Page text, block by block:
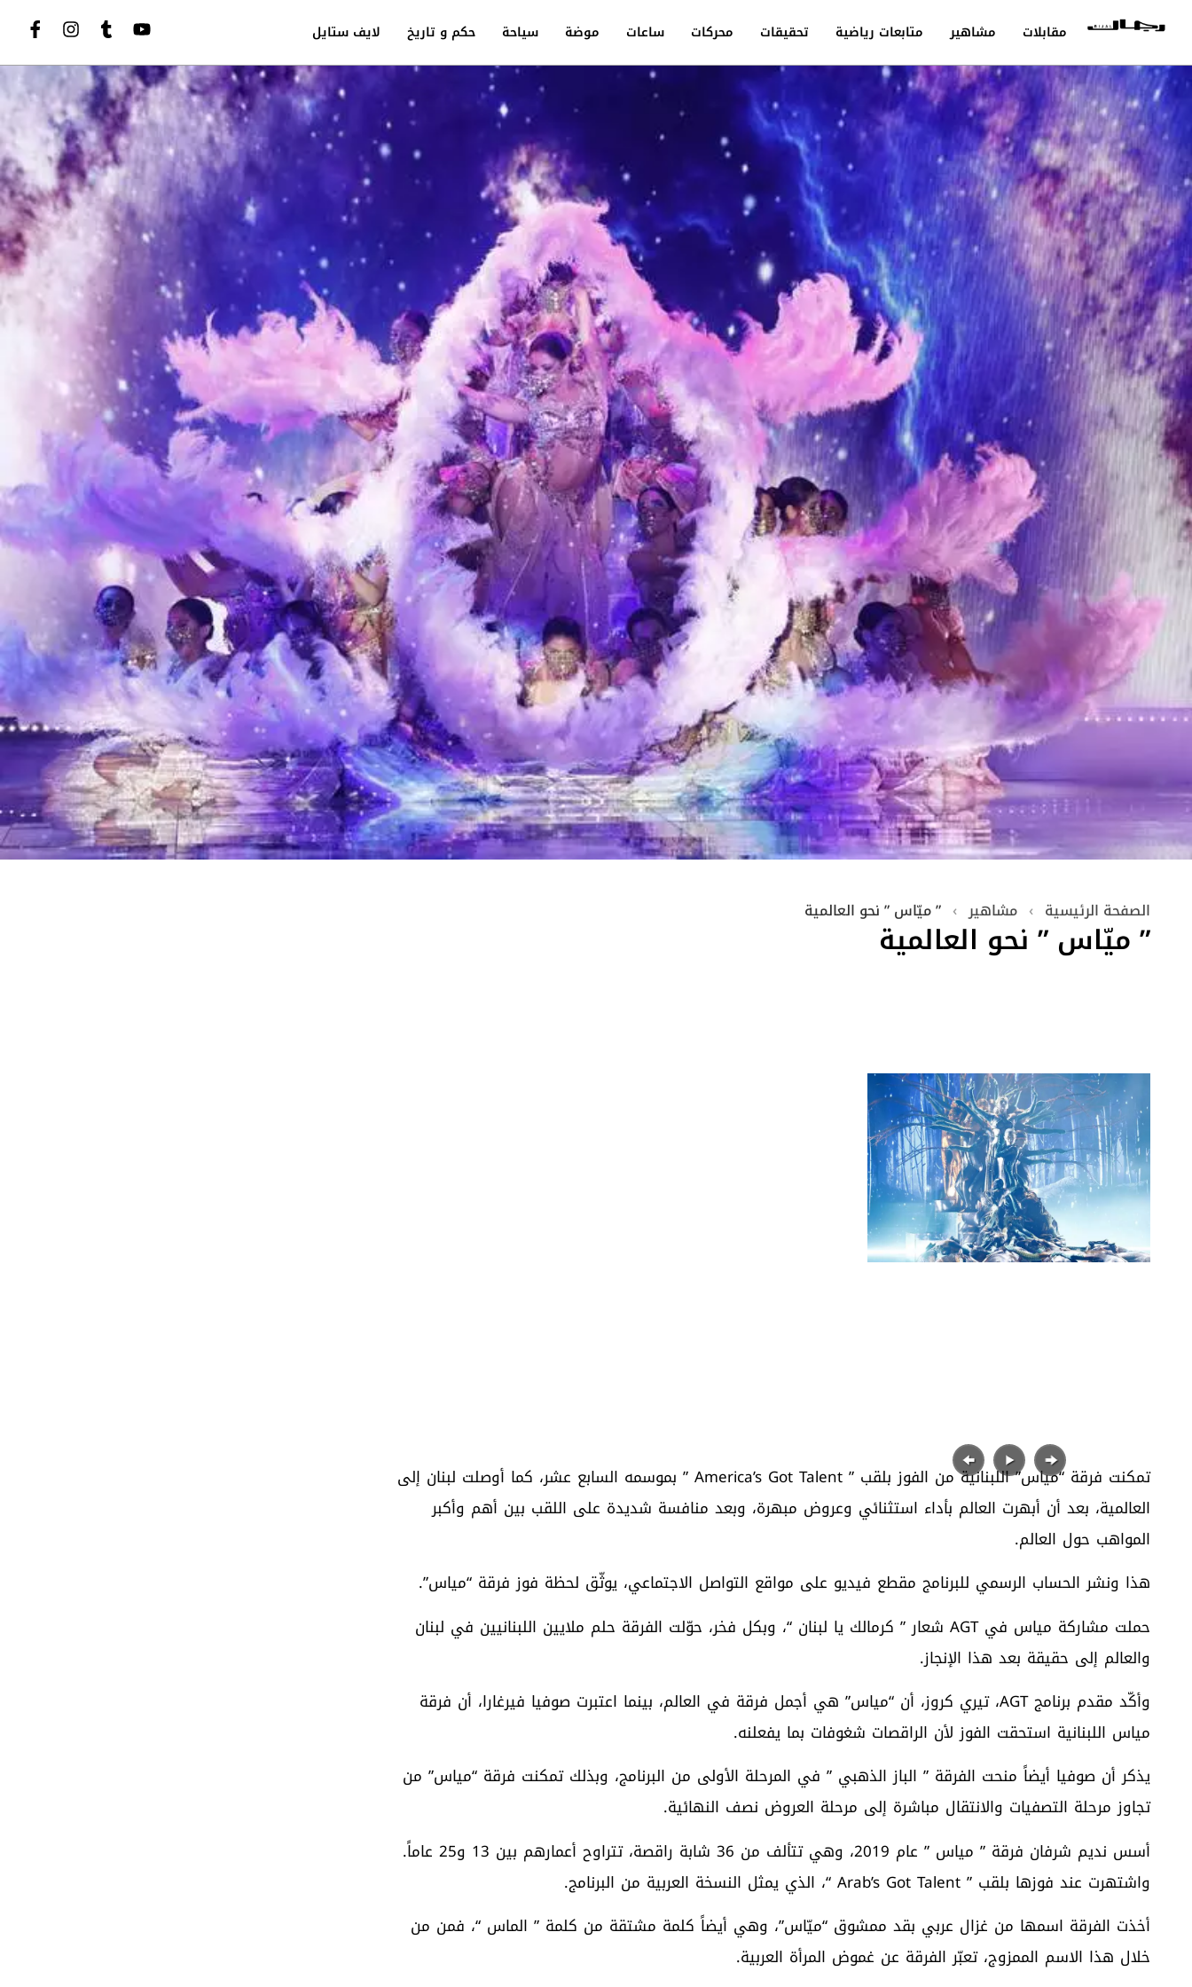
لايف ستايل حكم و تاريخ سياحة موضة ساعات محركات تحقيقات متابعات رياضية مشاهير مقابلات
الصفحة الرئيسية › مشاهير › ” ميّاس ” نحو العالمية
” ميّاس ” نحو العالمية
تمكنت فرقة “مياس” اللبنانية من الفوز بلقب ” America’s Got Talent ” بموسمه السابع عشر، كما أوصلت لبنان إلى
العالمية، بعد أن أبهرت العالم بأداء استثنائي وعروض مبهرة، وبعد منافسة شديدة على اللقب بين أهم وأكبر
المواهب حول العالم.
هذا ونشر الحساب الرسمي للبرنامج مقطع فيديو على مواقع التواصل الاجتماعي، يوثّق لحظة فوز فرقة “مياس”.
حملت مشاركة مياس في AGT شعار ” كرمالك يا لبنان “، وبكل فخر، حوّلت الفرقة حلم ملايين اللبنانيين في لبنان
والعالم إلى حقيقة بعد هذا الإنجاز.
وأكّد مقدم برنامج AGT، تيري كروز، أن “مياس” هي أجمل فرقة في العالم، بينما اعتبرت صوفيا فيرغارا، أن فرقة
مياس اللبنانية استحقت الفوز لأن الراقصات شغوفات بما يفعلنه.
يذكر أن صوفيا أيضاً منحت الفرقة ” الباز الذهبي ” في المرحلة الأولى من البرنامج، وبذلك تمكنت فرقة “مياس” من
تجاوز مرحلة التصفيات والانتقال مباشرة إلى مرحلة العروض نصف النهائية.
أسس نديم شرفان فرقة ” مياس ” عام 2019، وهي تتألف من 36 شابة راقصة، تتراوح أعمارهم بين 13 و25 عاماً.
واشتهرت عند فوزها بلقب ” Arab’s Got Talent “، الذي يمثل النسخة العربية من البرنامج.
أخذت الفرقة اسمها من غزال عربي بقد ممشوق “ميّاس”، وهي أيضاً كلمة مشتقة من كلمة ” الماس “، فمن من
خلال هذا الاسم الممزوج، تعبّر الفرقة عن غموض المرأة العربية.